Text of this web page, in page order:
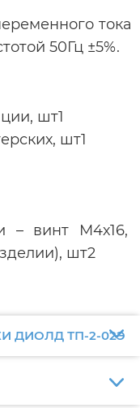
тока
50Гц ±5%.
шт1
шт1
– винт М4х16,
шт2
ДИОЛД ТП-2-02Э